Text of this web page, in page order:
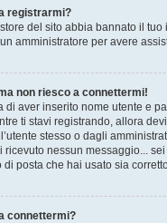
registrarmi?
del sito abbia bannato il
amministratore per avere
non riesco a connettermi!
di aver inserito nome utente e
ti stavi registrando, allora
stesso o dagli
ricevuto nessun messaggio...
di posta che hai usato sia
connettermi?